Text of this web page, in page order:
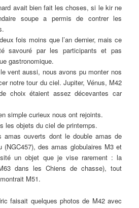
avait bien fait les choses, si le kir ne
soupe a permis de contrer les
fois moins que l’an dernier, mais ce
savouré par les participants et pas
gastronomique.
vent aussi, nous avons pu monter nos
notre tour du ciel. Jupiter, Vénus, M42
choix étaient assez décevantes car
simple curieux nous ont rejoints.
les objets du ciel de printemps.
amas ouverts dont le double amas de
(NGC457), des amas globulaires M3 et
un objet que je vise rarement : la
dans les Chiens de chasse), tout
M51.
faisait quelques photos de M42 avec